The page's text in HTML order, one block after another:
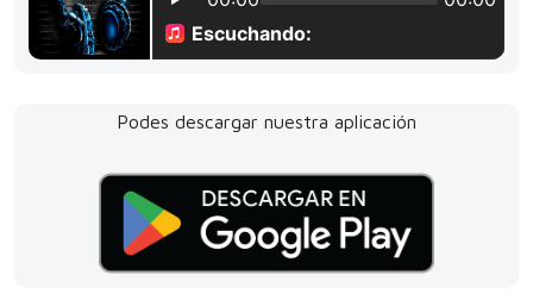
Podes descargar nuestra aplicación